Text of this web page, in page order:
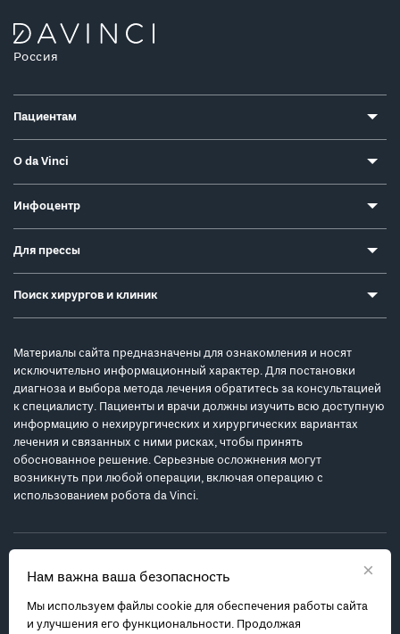
×
Нам важна ваша безопасность
Мы используем файлы cookie для обеспечения работы сайта
и улучшения его функциональности. Продолжая
Россия
Пациентам
О da Vinci
Инфоцентр
Для прессы
Поиск хирургов и клиник
Материалы сайта предназначены для ознакомления и носят
исключительно информационный характер. Для постановки
диагноза и выбора метода лечения обратитесь за консультацией
к специалисту. Пациенты и врачи должны изучить всю доступную
информацию о нехирургических и хирургических вариантах
лечения и связанных с ними рисках, чтобы принять
обоснованное решение. Серьезные осложнения могут
возникнуть при любой операции, включая операцию с
использованием робота da Vinci.
Политика обработки персональных данных